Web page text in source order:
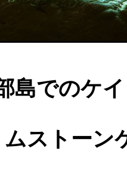
島でのケ
ストーン